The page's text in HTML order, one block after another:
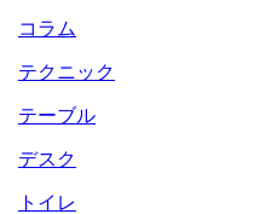
コラム
テクニック
テーブル
デスク
トイレ